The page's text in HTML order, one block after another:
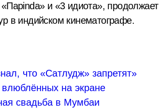
и «3 идиота», продолжает
в индийском кинематографе.
что «Сатлудж» запретят»
на экране
свадьба в Мумбаи